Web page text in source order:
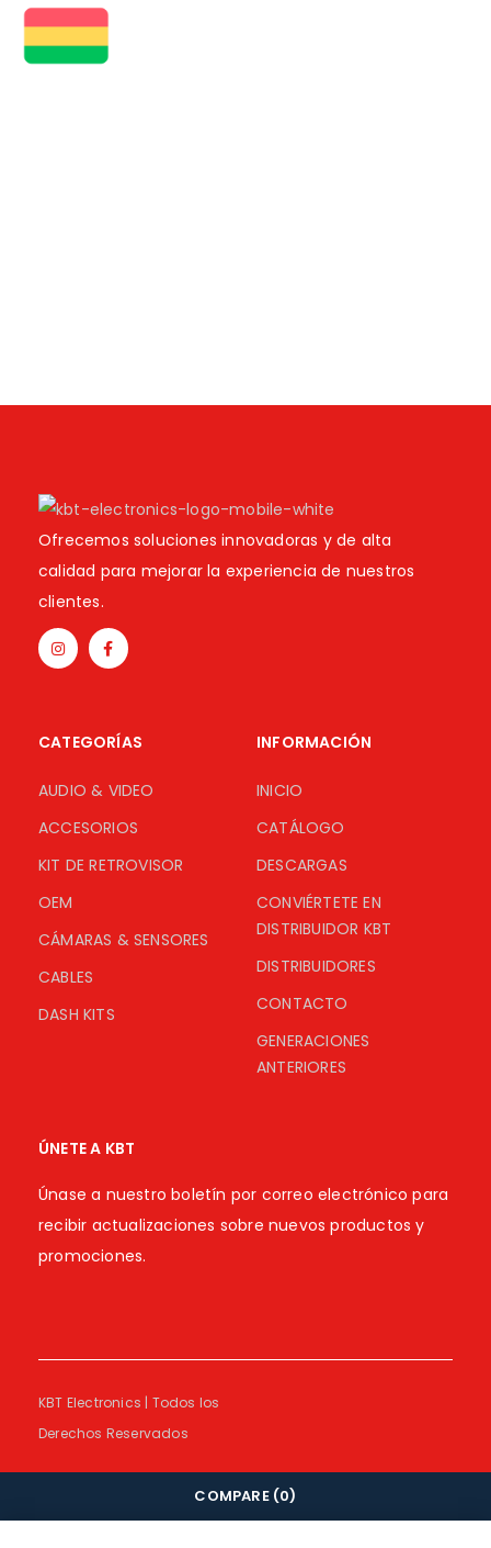
Ofrecemos soluciones innovadoras y de alta
calidad para mejorar la experiencia de nuestros
clientes.
CATEGORÍAS
AUDIO & VIDEO
ACCESORIOS
KIT DE RETROVISOR
OEM
CÁMARAS & SENSORES
CABLES
DASH KITS
INFORMACIÓN
INICIO
CATÁLOGO
DESCARGAS
CONVIÉRTETE EN
DISTRIBUIDOR KBT
DISTRIBUIDORES
CONTACTO
GENERACIONES
ANTERIORES
ÚNETE A KBT
Únase a nuestro boletín por correo electrónico para
recibir actualizaciones sobre nuevos productos y
promociones.
KBT Electronics | Todos los
Derechos Reservados
COMPARE (0)